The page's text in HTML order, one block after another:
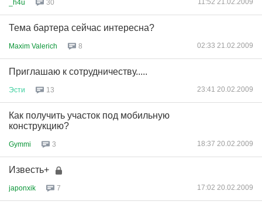
_h4u 30 11:52 21.02.2009
Тема бартера сейчас интересна?
Maxim Valerich 8 02:33 21.02.2009
Приглашаю к сотрудничеству.....
Эсти 13 23:41 20.02.2009
Как получить участок под мобильную
конструкцию?
Gymmi 3 18:37 20.02.2009
Известь+
japonxik 7 17:02 20.02.2009